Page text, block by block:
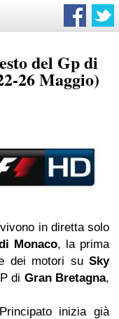
del Gp di
26 Maggio)
in diretta solo
Monaco, la prima
dei motori su Sky
di Gran Bretagna,
inizia già